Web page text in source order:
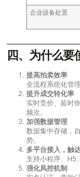
企业设备处置
四、为什么要
提高拍卖效率
全流程系统化管
提升成交转化率
实时竞价、延时
频次。
加强数据管理
数据集中存储，
势。
多平台接入，触
支持小程序、H5
强化风控机制